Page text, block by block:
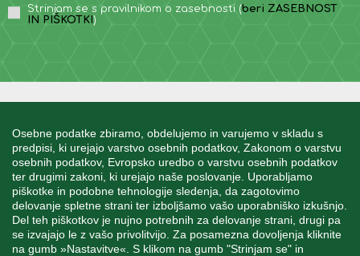
Osebne podatke zbiramo, obdelujemo in varujemo v skladu s
predpisi, ki urejajo varstvo osebnih podatkov, Zakonom o varstvu
osebnih podatkov, Evropsko uredbo o varstvu osebnih podatkov
ter drugimi zakoni, ki urejajo naše poslovanje. Uporabljamo
piškotke in podobne tehnologije sledenja, da zagotovimo
delovanje spletne strani ter izboljšamo vašo uporabniško izkušnjo.
Del teh piškotkov je nujno potrebnih za delovanje strani, drugi pa
se izvajajo le z vašo privolitvijo. Za posamezna dovoljenja kliknite
na gumb »Nastavitve«. S klikom na gumb "Strinjam se" in
Strinjam se s pravilnikom o zasebnosti (beri ZASEBNOST
IN PIŠKOTKI )
MOJ RAČUN
STORITEV ZA STRANKE